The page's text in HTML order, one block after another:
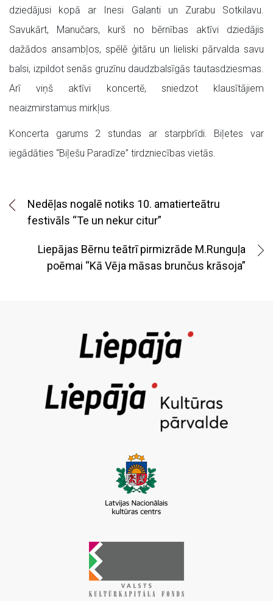
dziedājusi kopā ar Inesi Galanti un Zurabu Sotkilavu.
Savukārt, Manučars, kurš no bērnības aktīvi dziedājis
dažādos ansambļos, spēlē ģitāru un lieliski pārvalda savu
balsi, izpildot senās gruzīnu daudzbalsīgās tautasdziesmas.
Arī viņš aktīvi koncertē, sniedzot klausītājiem
neaizmirstamus mirkļus.
Koncerta garums 2 stundas ar starpbrīdi. Biļetes var
iegādāties “Biļešu Paradīze” tirdzniecības vietās.
Nedēļas nogalē notiks 10. amatierteātru
festivāls “Te un nekur citur”
Liepājas Bērnu teātrī pirmizrāde M.Runguļa
poēmai “Kā Vēja māsas brunčus krāsoja”